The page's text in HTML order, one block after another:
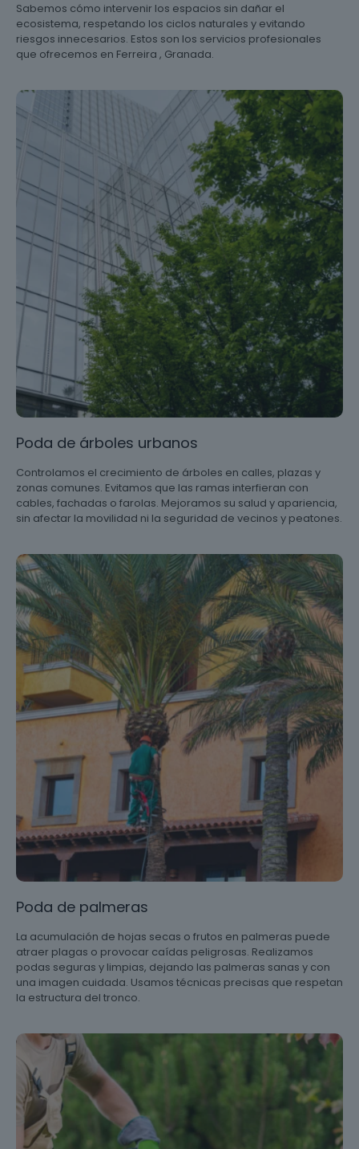
Sabemos cómo intervenir los espacios sin dañar el
ecosistema, respetando los ciclos naturales y evitando
riesgos innecesarios. Estos son los servicios profesionales
que ofrecemos en Ferreira , Granada.
Poda de árboles urbanos
Controlamos el crecimiento de árboles en calles, plazas y
zonas comunes. Evitamos que las ramas interfieran con
cables, fachadas o farolas. Mejoramos su salud y apariencia,
sin afectar la movilidad ni la seguridad de vecinos y peatones.
Poda de palmeras
La acumulación de hojas secas o frutos en palmeras puede
atraer plagas o provocar caídas peligrosas. Realizamos
podas seguras y limpias, dejando las palmeras sanas y con
una imagen cuidada. Usamos técnicas precisas que respetan
la estructura del tronco.